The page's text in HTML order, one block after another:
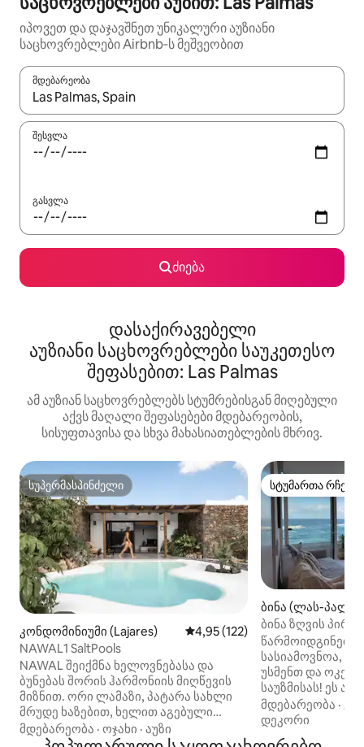
იპოვეთ და დაჯავშნეთ უნიკალური აუზიანი
საცხოვრებლები Airbnb‑ს მეშვეობით
მდებარეობა
როცა შედეგები ხელმისაწვდომი გახდება, ნავიგაციისთვის
შესვლა
გასვლა
ძიება
დასაქირავებელი
აუზიანი საცხოვრებლები საუკეთესო
შეფასებით: Las Palmas
ამ აუზიან საცხოვრებლებს სტუმრებისგან მიღებული
აქვს მაღალი შეფასებები მდებარეობის,
სისუფთავისა და სხვა მახასიათებლების მხრივ.
სუპერმასპინძელი
სუპერმასპინძელი
კონდომინიუმი (Lajares) საშუალო შეფასებაა 5‑დან
4,95 (122)
NAWAL1 SaltPools
NAWAL შეიქმნა ხელოვნებასა და
ბუნებას შორის ჰარმონიის მიღწევის
მიზნით. ორი ლამაზი, პატარა სახლი
მრუდე ხაზებით, ხელით აგებული
ავთენტური ქვის კედლებით,
მცენარეებით, მარილიანი წყლის
მდებარეობა · ოჯახი · აუზი
სტუმართა
სტუმართა
ბინა (ლას-
ბინა ზღვის
View
წარმოიდგინეთ,
სასიამოვნოა,
უსმენთ და
საუზმისას! ეს
ბინა ნათელი და
განკუთვნილია
მდებარეობა ·
დეკორი